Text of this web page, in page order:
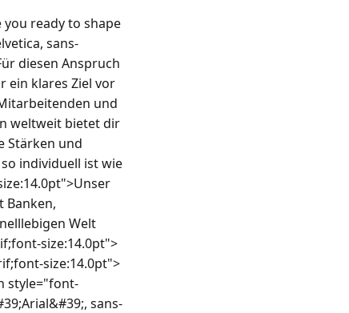
ready to shape
sans-
diesen Anspruch
ein klares Ziel vor
und
weltweit bietet dir
Stärken und
individuell ist wie
Banken,
Welt
size:14.0pt">
size:14.0pt">
style="font-
sans-